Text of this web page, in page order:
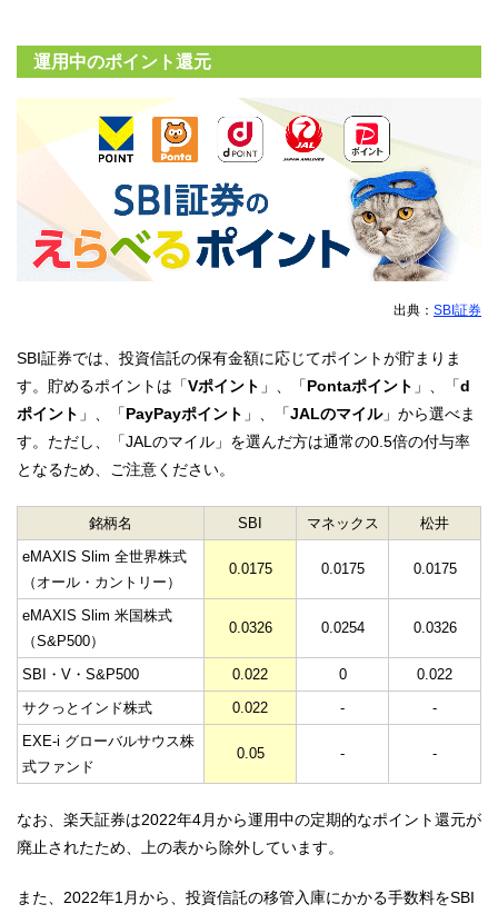
運用中のポイント還元
出典： SBI証券
SBI証券では、投資信託の保有金額に応じてポイントが貯まりま
す。貯めるポイントは「Vポイント 」、「Pontaポイント 」、「d
ポイント 」、「PayPayポイント 」、「JALのマイル」から選べま
す。ただし、「JALのマイル」を選んだ方は通常の0.5倍の付与率
となるため、ご注意ください。
銘柄名 SBI マネックス
松井
eMAXIS Slim 全世界株式
（オール・カントリー）
0.0175 0.0175 0.0175
eMAXIS Slim 米国株式
（S&P500）
0.0326 0.0254 0.0326
SBI・V・S&P500 0.022 0
0.022
サクっとインド株式
0.022 -
-
EXE-i グローバルサウス株
式ファンド
0.05 - -
なお、楽天証券は2022年4月から運用中の定期的なポイント還元が
廃止されたため、上の表から除外しています。
また、2022年1月から、投資信託の移管入庫にかかる手数料をSBI